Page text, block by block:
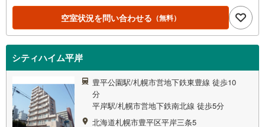
空室状況を問い合わせる （無料）
シティハイム平岸
豊平公園駅/札幌市営地下鉄東豊線 徒歩10
分
平岸駅/札幌市営地下鉄南北線 徒歩5分
北海道札幌市豊平区平岸三条5